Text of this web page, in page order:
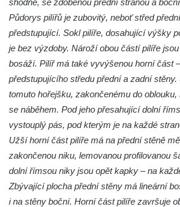
Půdorys pilířů je zubovitý, neboť střed
předstupující. Sokl pilíře, dosahující výšky
je bez výzdoby. Nároží obou částí pilíře
bosáží. Pilíř má také vyvýšenou horní část
předstupujícího středu přední a zadní
tomuto hořejšku, zakončenému do
se náběhem. Pod jeho přesahující dolní
vystouplý pás, pod kterým je na každé
Užší horní část pilíře má na přední stěně
zakončenou niku, lemovanou profilovanou
dolní římsou niky jsou opět kapky – na
Zbývající plocha přední stěny má lineární
i na stěny boční. Horní část pilíře završuje